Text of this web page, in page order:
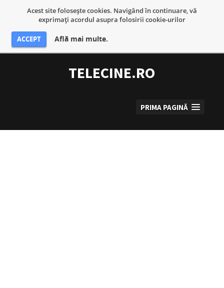
Acest site foloseşte cookies. Navigând în continuare, vă
exprimaţi acordul asupra folosirii cookie-urilor
ACCEPT Află mai multe.
conținut
TELECINE.RO
PRIMA PAGINĂ